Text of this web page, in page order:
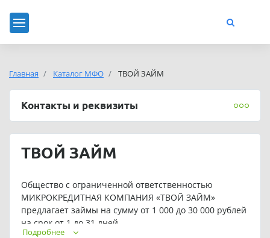
Главная Каталог МФО ТВОЙ ЗАЙМ
Контакты и реквизиты
ТВОЙ ЗАЙМ
Общество с ограниченной ответственностью
МИКРОКРЕДИТНАЯ КОМПАНИЯ «ТВОЙ ЗАЙМ»
предлагает займы на сумму от 1 000 до 30 000 рублей
на срок от 1 до 31 дней.
Подробнее